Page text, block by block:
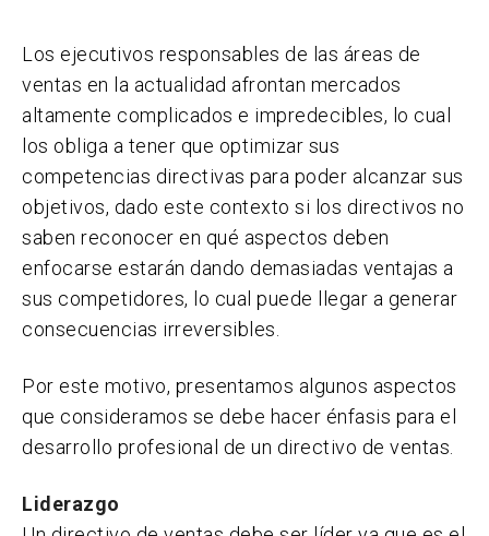
Los ejecutivos responsables de las áreas de
ventas en la actualidad afrontan mercados
altamente complicados e impredecibles, lo cual
los obliga a tener que optimizar sus
competencias directivas para poder alcanzar sus
objetivos, dado este contexto si los directivos no
saben reconocer en qué aspectos deben
enfocarse estarán dando demasiadas ventajas a
sus competidores, lo cual puede llegar a generar
consecuencias irreversibles.
Por este motivo, presentamos algunos aspectos
que consideramos se debe hacer énfasis para el
desarrollo profesional de un directivo de ventas.
Liderazgo